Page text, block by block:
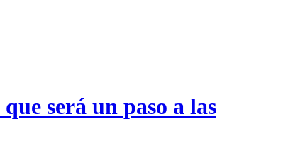
será un paso a las